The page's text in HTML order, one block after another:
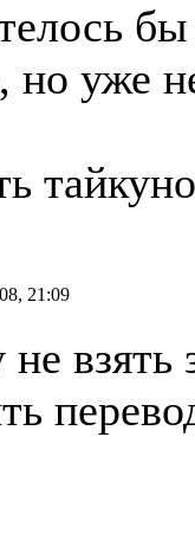
но уже
21:09
взять